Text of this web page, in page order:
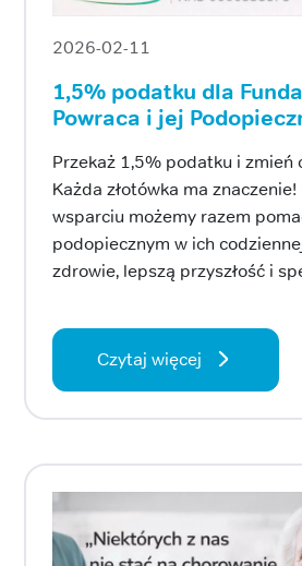
2026-02-11
1,5% podatku dla
Powraca i jej
Przekaż 1,5% podatku i zmień
Każda złotówka ma
wsparciu możemy razem
podopiecznym w ich
zdrowie, lepszą przyszłość i
Czytaj więcej